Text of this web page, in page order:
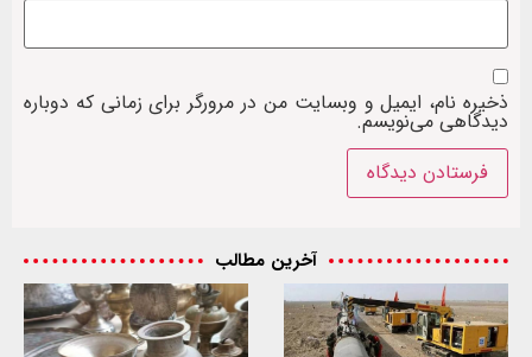
ذخیره نام، ایمیل و وبسایت من در مرورگر برای زمانی که دوباره
دیدگاهی می‌نویسم.
آخرین مطالب